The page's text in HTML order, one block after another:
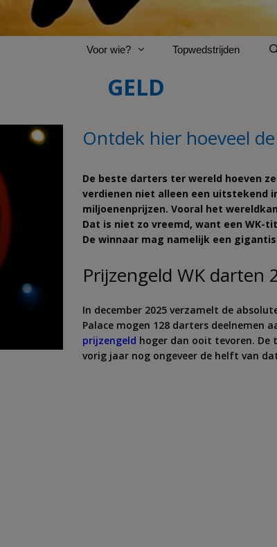
Voor wie? Topwedstrijden
GELD
Ontdek hier hoeveel
De beste darters ter wereld hoeven
verdienen niet alleen een uitstekend
miljoenenprijzen. Vooral het
Dat is niet zo vreemd, want een WK-
De winnaar mag namelijk een
Prijzengeld WK darten
In december 2025 verzamelt de
Palace mogen 128 darters deelnemen
prijzengeld hoger dan ooit tevoren.
vorig jaar nog ongeveer de helft van